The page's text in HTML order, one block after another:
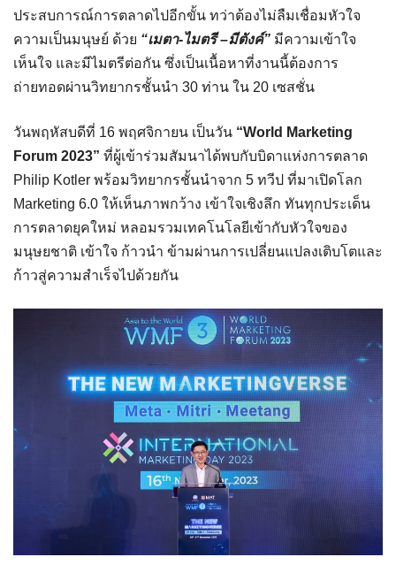
ประสบการณ์การตลาดไปอีกขั้น ทว่าต้องไม่ลืมเชื่อมหัวใจ
ความเป็นมนุษย์ ด้วย “เมตา-ไมตรี –มีตังค์” มีความเข้าใจ
เห็นใจ และมีไมตรีต่อกัน ซึ่งเป็นเนื้อหาที่งานนี้ต้องการ
ถ่ายทอดผ่านวิทยากรชั้นนำ 30 ท่าน ใน 20 เซสชั่น
วันพฤหัสบดีที่ 16 พฤศจิกายน เป็นวัน “World Marketing
Forum 2023” ที่ผู้เข้าร่วมสัมนาได้พบกับบิดาแห่งการตลาด
Philip Kotler พร้อมวิทยากรชั้นนำจาก 5 ทวีป ที่มาเปิดโลก
Marketing 6.0 ให้เห็นภาพกว้าง เข้าใจเชิงลึก ทันทุกประเด็น
การตลาดยุคใหม่ หลอมรวมเทคโนโลยีเข้ากับหัวใจของ
มนุษยชาติ เข้าใจ ก้าวนำ ข้ามผ่านการเปลี่ยนแปลงเติบโตและ
ก้าวสู่ความสำเร็จไปด้วยกัน